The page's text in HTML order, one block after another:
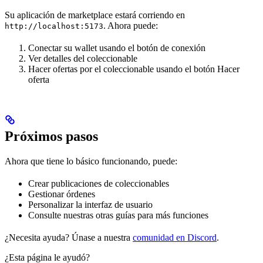
Su aplicación de marketplace estará corriendo en
http://localhost:5173. Ahora puede:
Conectar su wallet usando el botón de conexión
Ver detalles del coleccionable
Hacer ofertas por el coleccionable usando el botón Hacer
oferta
Próximos pasos
Ahora que tiene lo básico funcionando, puede:
Crear publicaciones de coleccionables
Gestionar órdenes
Personalizar la interfaz de usuario
Consulte nuestras otras guías para más funciones
¿Necesita ayuda? Únase a nuestra comunidad en Discord.
¿Esta página le ayudó?